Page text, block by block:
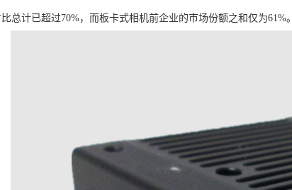
总计已超过70%，而板卡式相机前企业的市场份额之和仅为61%。